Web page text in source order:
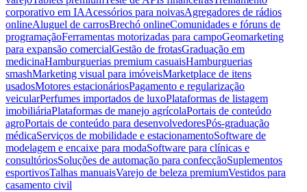
corporativo em IAAcessórios para noivasAgregadores de rádios
onlineAluguel de carrosBrechó onlineComunidades e fóruns de
programaçãoFerramentas motorizadas para campoGeomarketing
para expansão comercialGestão de frotasGraduação em
medicinaHamburguerias premium casuaisHamburguerias
smashMarketing visual para imóveisMarketplace de itens
usadosMotores estacionáriosPagamento e regularização
veicularPerfumes importados de luxoPlataformas de listagem
imobiliáriaPlataformas de manejo agrícolaPortais de conteúdo
agroPortais de conteúdo para desenvolvedoresPós-graduação
médicaServiços de mobilidade e estacionamentoSoftware de
modelagem e encaixe para modaSoftware para clínicas e
consultóriosSoluções de automação para confecçãoSuplementos
esportivosTalhas manuaisVarejo de beleza premiumVestidos para
casamento civil